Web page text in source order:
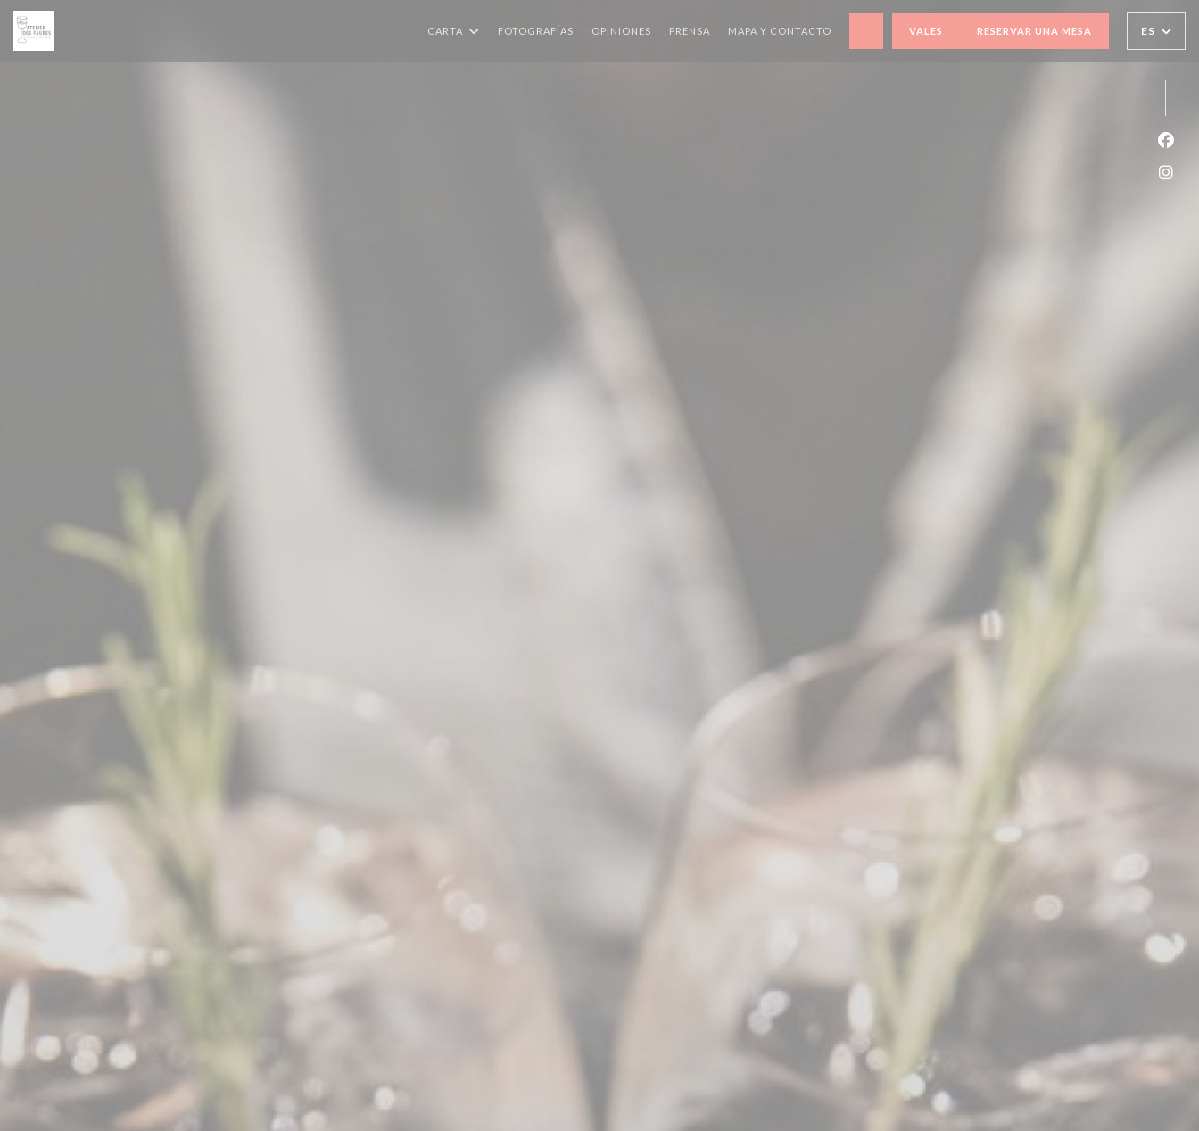
Personalización de sus opciones de cookies
CARTA FOTOGRAFÍAS OPINIONES PRENSA ((ABRE EN UNA NUEVA VENTANA))
MAPA Y CONTACTO RESERVAR UNA MESA
VALES ES